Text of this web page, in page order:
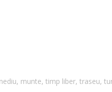
, munte, timp liber, traseu,